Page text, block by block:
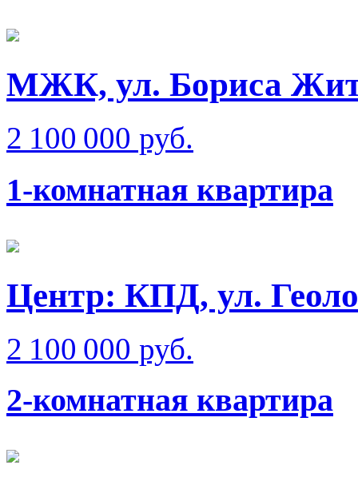
МЖК, ул. Бориса
2 100 000 руб.
1-комнатная квартира
Центр: КПД, ул.
2 100 000 руб.
2-комнатная квартира